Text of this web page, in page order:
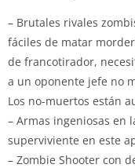
– Brutales rivales
fáciles de matar
de francotirador,
a un oponente jefe no
Los no-muertos están
– Armas ingeniosas en
superviviente en este
– Zombie Shooter con